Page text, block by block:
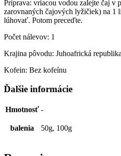
Príprava: vriacou vodou zalejte čaj v
zarovnaných čajových lyžičiek) na 1
lúhovať. Potom preceďte.
Počet nálevov: 1
Krajina pôvodu: Juhoafrická republika
Kofein: Bez kofeínu
Ďalšie informácie
Hmotnosť -
balenia 50g, 100g